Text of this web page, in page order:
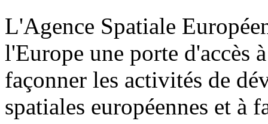
L'Agence Spatiale
l'Europe une porte d'accès
façonner les activités de
spatiales européennes et à